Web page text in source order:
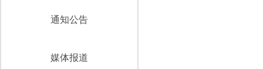
通知公告
媒体报道